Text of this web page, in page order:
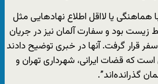
یا لااقل اطلاع نهادهایی مثل
زیست بود و سفارت آلمان نیز در جریان
قرار گرفت. آنها در خبری توضیح دادند
است که قضات ایرانی، شهرداری تهران و
گذرانده‌اند”.